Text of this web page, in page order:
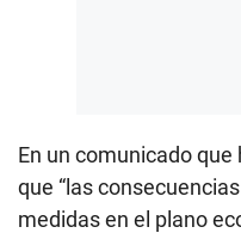
En un comunicado que
que “las
medidas en el plano